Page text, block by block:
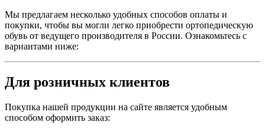
Мы предлагаем несколько удобных способов оплаты и
покупки, чтобы вы могли легко приобрести ортопедическую
обувь от ведущего производителя в России. Ознакомьтесь с
вариантами ниже:
Для розничных клиентов
Покупка нашей продукции на сайте является удобным
способом оформить заказ: